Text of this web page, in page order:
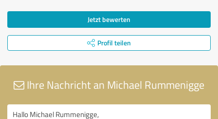
Jetzt bewerten
Profil teilen
Ihre Nachricht an Michael Rummenigge